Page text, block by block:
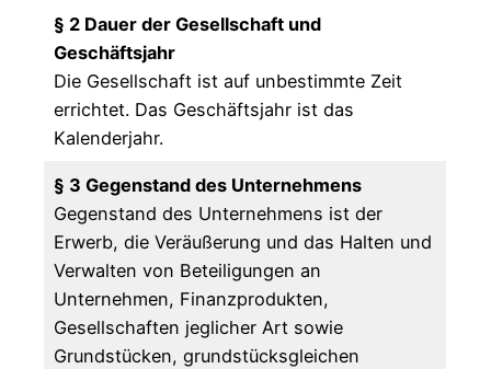
§ 2 Dauer der Gesellschaft und
Geschäftsjahr
Die Gesellschaft ist auf unbestimmte Zeit
errichtet. Das Geschäftsjahr ist das
Kalenderjahr.
§ 3 Gegenstand des Unternehmens
Gegenstand des Unternehmens ist der
Erwerb, die Veräußerung und das Halten und
Verwalten von Beteiligungen an
Unternehmen, Finanzprodukten,
Gesellschaften jeglicher Art sowie
Grundstücken, grundstücksgleichen